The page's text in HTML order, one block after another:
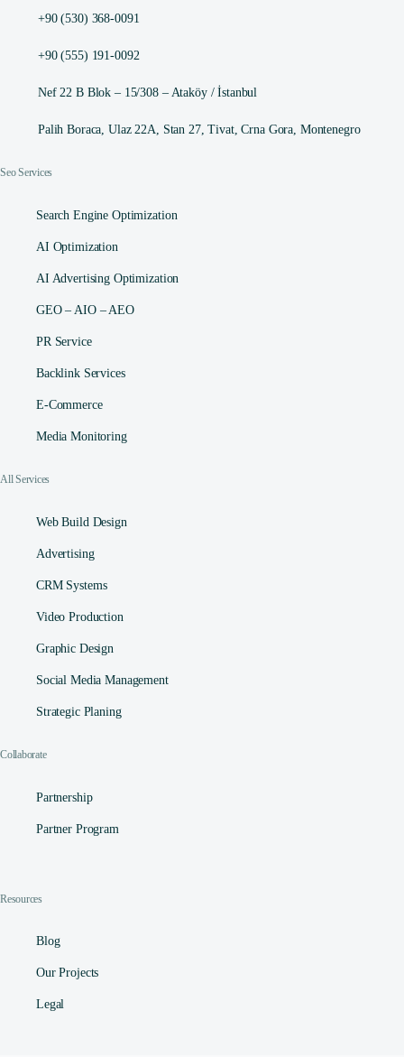
+90 (530) 368-0091
+90 (555) 191-0092
Nef 22 B Blok – 15/308 – Ataköy / İstanbul
Palih Boraca, Ulaz 22A, Stan 27, Tivat, Crna Gora, Montenegro
Seo Services
Search Engine Optimization
AI Optimization
AI Advertising Optimization
GEO – AIO – AEO
PR Service
Backlink Services
E-Commerce
Media Monitoring
All Services
Web Build Design
Advertising
CRM Systems
Video Production
Graphic Design
Social Media Management​
Strategic Planing
Collaborate
Partnership
Partner Program
Resources
Blog
Our Projects
Legal